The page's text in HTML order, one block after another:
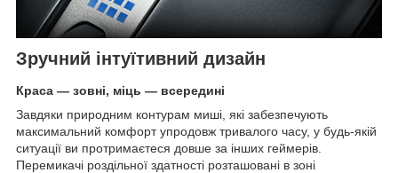
Зручний інтуїтивний дизайн
Краса — зовні, міць — всередині
Завдяки природним контурам миші, які забезпечують
максимальний комфорт упродовж тривалого часу, у будь-якій
ситуації ви протримаєтеся довше за інших геймерів.
Перемикачі роздільної здатності розташовані в зоні